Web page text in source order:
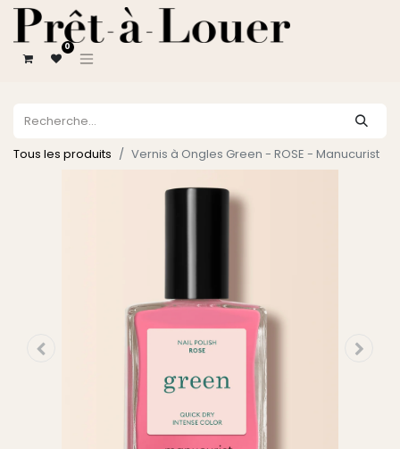
0
Tous les produits Vernis à Ongles Green - ROSE - Manucurist